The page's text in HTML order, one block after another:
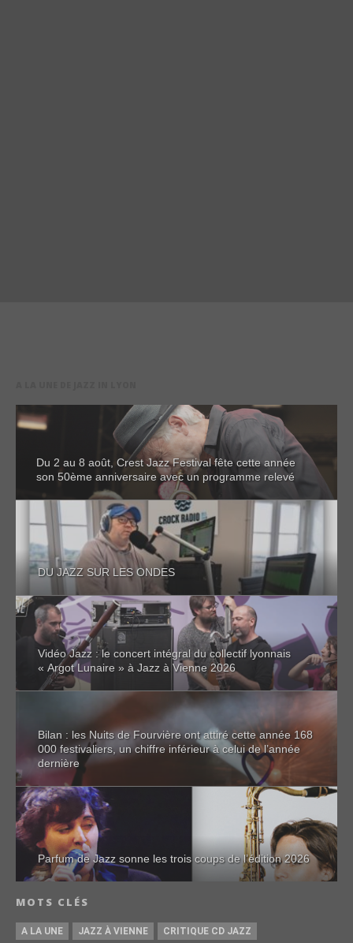
Du 2 au 8 août, Crest Jazz Festival fête cette année
son 50ème anniversaire avec un programme relevé
DU JAZZ SUR LES ONDES
Vidéo Jazz : le concert intégral du collectif lyonnais
« Argot Lunaire » à Jazz à Vienne 2026
Bilan : les Nuits de Fourvière ont attiré cette année 168
000 festivaliers, un chiffre inférieur à celui de l’année
dernière
Parfum de Jazz sonne les trois coups de l’édition 2026
MOTS CLÉS
A LA UNE JAZZ À VIENNE
CRITIQUE CD JAZZ